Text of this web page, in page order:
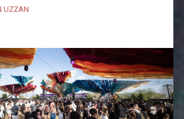
UZZAN